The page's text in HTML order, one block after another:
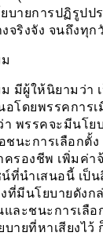
บายการปฏิรูปป
จริงจัง จนถึงทุก
มีผู้ให้นิยามว่า
โดยพรรคการเ
า พรรคจะมีนโ
นะการเลือกตั้ง
ครองชีพ เพิ่มค่า
ที่นำเสนอนี้ เป็
ที่มีนโยบายดัง
ละชนะการเลือ
ายที่หาเสียงไว้